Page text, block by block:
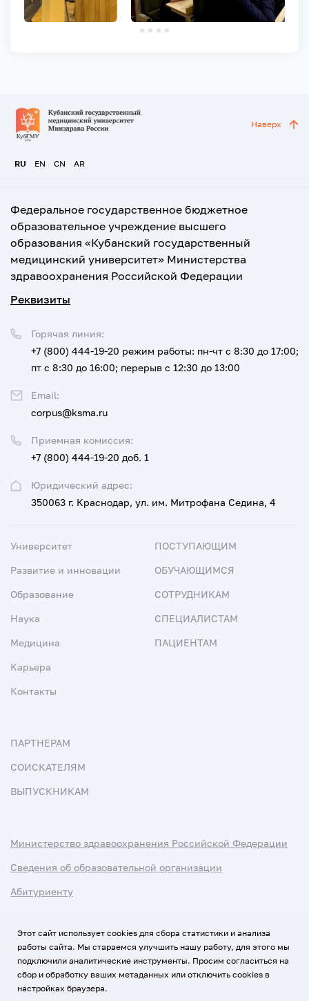
RU EN CN AR
Наверх
Федеральное государственное бюджетное
образовательное учреждение высшего
образования «Кубанский государственный
медицинский университет» Министерства
здравоохранения Российской Федерации
Реквизиты
Юридический адрес:
350063 г. Краснодар, ул. им. Митрофана Седина, 4
Приемная комиссия:
+7 (800) 444-19-20 доб. 1
Горячая линия:
+7 (800) 444-19-20 режим работы: пн-чт с 8:30 до 17:00;
пт с 8:30 до 16:00; перерыв с 12:30 до 13:00
Email:
corpus@ksma.ru
Университет
Развитие и инновации
Образование
Наука
Медицина
Карьера
Контакты
ПОСТУПАЮЩИМ
ОБУЧАЮЩИМСЯ
СОТРУДНИКАМ
СПЕЦИАЛИСТАМ
ПАЦИЕНТАМ
ПАРТНЕРАМ
СОИСКАТЕЛЯМ
ВЫПУСКНИКАМ
Министерство здравоохранения Российской Федерации
Сведения об образовательной организации
Абитуриенту
Использование Cookies
Политика обработки персональных данных
Этот сайт использует cookies для сбора статистики и анализа
работы сайта. Мы стараемся улучшить нашу работу, для этого мы
подключили аналитические инструменты. Просим согласиться на
сбор и обработку ваших метаданных или отключить cookies в
настройках браузера.